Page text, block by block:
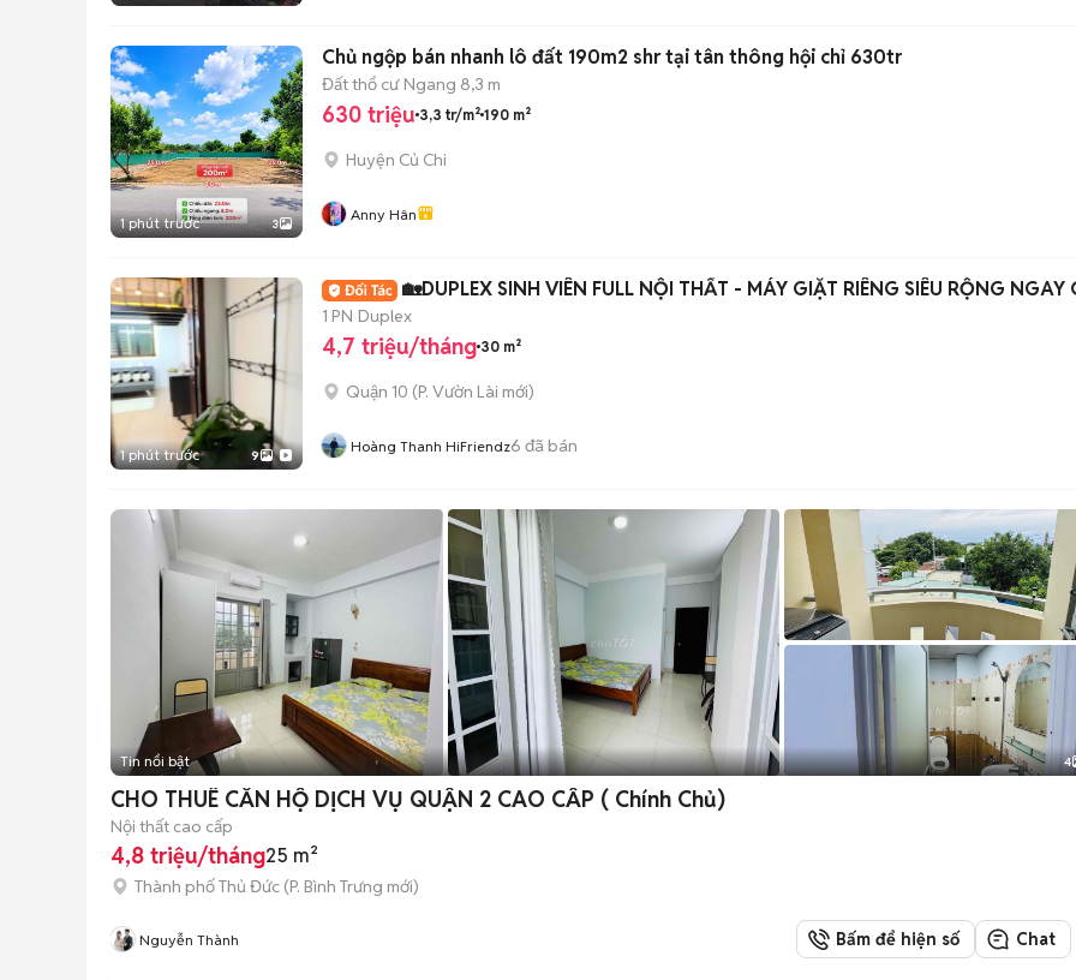
1 phút trước 3
Chủ ngộp bán nhanh lô đất 190m2 shr tại tân thông hội chỉ 630tr
Đất thổ cư Ngang 8,3 m
630 triệu 3,3 tr/m² 190 m²
Huyện Củ Chi
Anny Hân
1 phút trước 9
🏡DUPLEX SINH VIÊN FULL NỘI THẤT - MÁY GIẶT RIÊNG SIÊU RỘNG NGAY
1 PN Duplex
4,7 triệu/tháng 30 m²
Quận 10 (P. Vườn Lài mới)
Hoàng Thanh HiFriendz6 đã bán
Tin nổi bật 4
CHO THUÊ CĂN HỘ DỊCH VỤ QUẬN 2 CAO CẤP ( Chính Chủ)
Nội thất cao cấp
4,8 triệu/tháng25 m²
Thành phố Thủ Đức (P. Bình Trưng mới)
Nguyễn Thành Bấm để hiện số Chat